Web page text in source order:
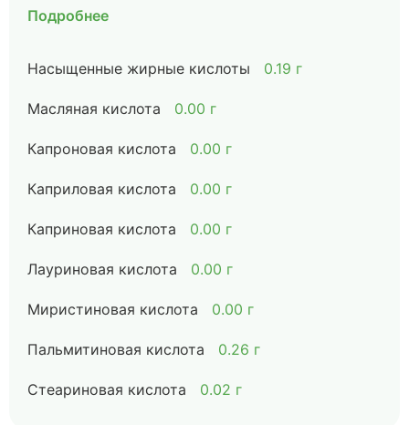
Подробнее
Насыщенные жирные кислоты 0.19 г
Масляная кислота 0.00 г
Капроновая кислота 0.00 г
Каприловая кислота 0.00 г
Каприновая кислота 0.00 г
Лауриновая кислота 0.00 г
Миристиновая кислота 0.00 г
Пальмитиновая кислота 0.26 г
Стеариновая кислота 0.02 г